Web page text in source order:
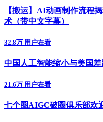
【搬运】AI动画制作流程
术（带中文字幕）
32.8万 用户在看
中国人工智能缩小与美国差
21.6万 用户在看
七个圈AIGC破圈俱乐部欢